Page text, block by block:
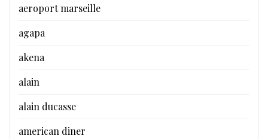
aeroport marseille
agapa
akena
alain
alain ducasse
american diner